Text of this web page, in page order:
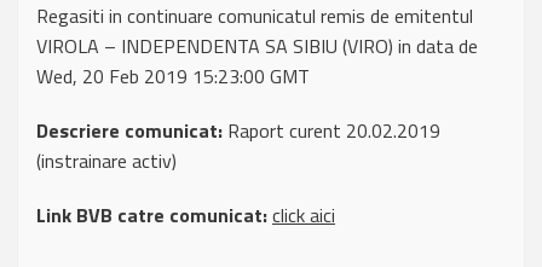
Regasiti in continuare comunicatul remis de emitentul
VIROLA – INDEPENDENTA SA SIBIU (VIRO) in data de
Wed, 20 Feb 2019 15:23:00 GMT
Descriere comunicat: Raport curent 20.02.2019
(instrainare activ)
Link BVB catre comunicat:click aici